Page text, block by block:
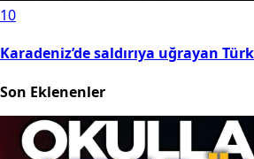
10
Karadeniz’de saldırıya uğrayan
Son Eklenenler